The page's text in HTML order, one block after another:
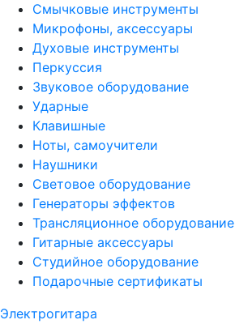
Смычковые инструменты
Микрофоны, аксессуары
Духовые инструменты
Перкуссия
Звуковое оборудование
Ударные
Клавишные
Ноты, самоучители
Наушники
Световое оборудование
Генераторы эффектов
Трансляционное оборудование
Гитарные аксессуары
Студийное оборудование
Подарочные сертификаты
Электрогитара